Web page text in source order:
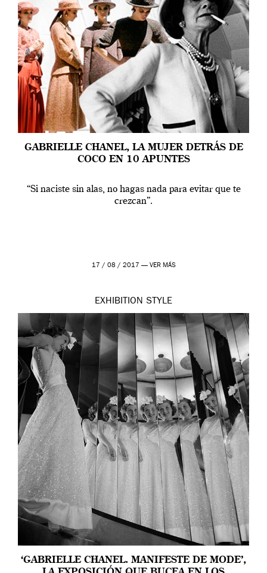
GABRIELLE CHANEL, LA MUJER DETRÁS DE
COCO EN 10 APUNTES
“Si naciste sin alas, no hagas nada para evitar que te
crezcan”.
17 / 08 / 2017 — VER MÁS
EXHIBITION STYLE
‘GABRIELLE CHANEL. MANIFESTE DE MODE’,